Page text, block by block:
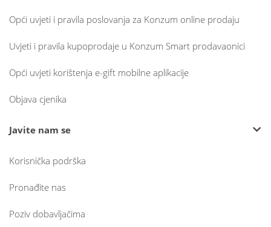
Opći uvjeti i pravila poslovanja za Konzum online prodaju
Uvjeti i pravila kupoprodaje u Konzum Smart prodavaonici
Opći uvjeti korištenja e-gift mobilne aplikacije
Objava cjenika
Javite nam se
Korisnička podrška
Pronađite nas
Poziv dobavljačima